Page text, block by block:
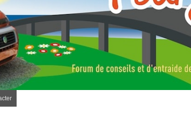
de fourgons, fourgons aménagés, vans et de camping-